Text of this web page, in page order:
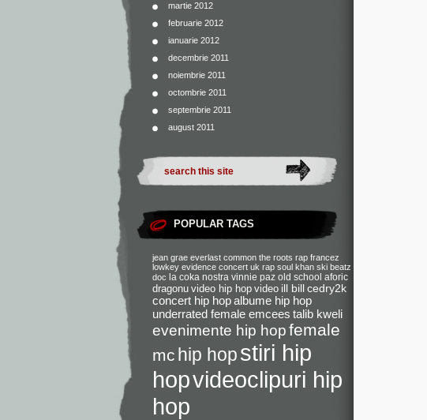
martie 2012
februarie 2012
ianuarie 2012
decembrie 2011
noiembrie 2011
octombrie 2011
septembrie 2011
august 2011
POPULAR TAGS
jean grae everlast common the roots rap francez
lowkey evidence concert uk rap soul khan ski beatz
doc la coka nostra vinnie paz old school aforic
dragonu video hip hop video ill bill cedry2k
concert hip hopalbume hip hop
underrated female emcees talib kweli
evenimente hip hopfemale
mc hip hopstiri hip
hopvideoclipuri hip
hop